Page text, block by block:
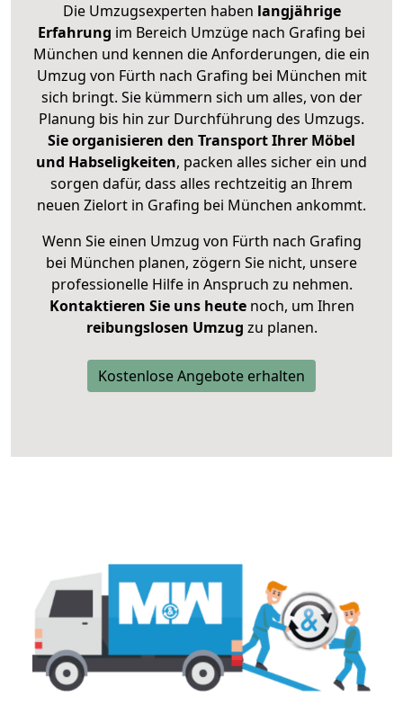
Die Umzugsexperten haben langjährige
Erfahrung im Bereich Umzüge nach Grafing bei
München und kennen die Anforderungen, die ein
Umzug von Fürth nach Grafing bei München mit
sich bringt. Sie kümmern sich um alles, von der
Planung bis hin zur Durchführung des Umzugs.
Sie organisieren den Transport Ihrer Möbel
und Habseligkeiten, packen alles sicher ein und
sorgen dafür, dass alles rechtzeitig an Ihrem
neuen Zielort in Grafing bei München ankommt.
Wenn Sie einen Umzug von Fürth nach Grafing
bei München planen, zögern Sie nicht, unsere
professionelle Hilfe in Anspruch zu nehmen.
Kontaktieren Sie uns heutenoch, um Ihren
reibungslosen Umzug zu planen.
Kostenlose Angebote erhalten